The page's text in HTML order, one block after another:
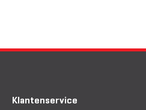
Klantenservice